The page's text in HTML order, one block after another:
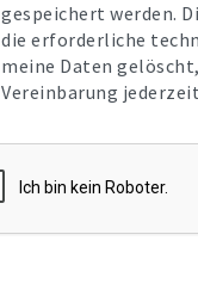
gespeichert werden.
die erforderliche
meine Daten
Vereinbarung